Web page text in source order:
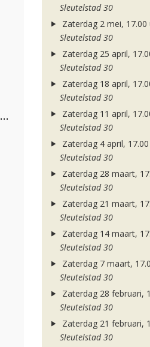
AFROJACK, Martin Garrix, David Guetta & Amél
Sleutelstad 30
Zaterdag 2 mei, 17.00
Sleutelstad 30
Zaterdag 25 april,
Sleutelstad 30
Zaterdag 18 april,
Sleutelstad 30
Zaterdag 11 april,
Sleutelstad 30
Zaterdag 4 april,
Sleutelstad 30
Zaterdag 28 maart,
Sleutelstad 30
Zaterdag 21 maart,
Sleutelstad 30
Zaterdag 14 maart,
Sleutelstad 30
Zaterdag 7 maart,
Sleutelstad 30
Zaterdag 28 februari,
Sleutelstad 30
Zaterdag 21 februari,
Sleutelstad 30